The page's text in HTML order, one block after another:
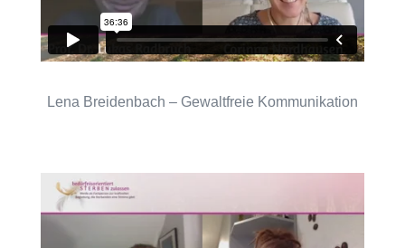
Lena Breidenbach – Gewaltfreie Kommunikation